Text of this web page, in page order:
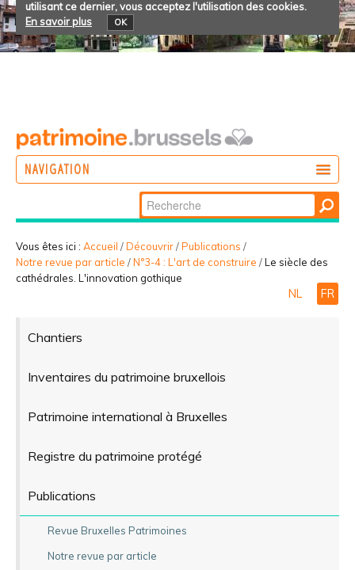
utilisant ce dernier, vous acceptez l'utilisation des cookies.
En savoir plus
OK
NAVIGATION
PARTICIPER
Chercher par
Recherche
avancée…
Vous êtes ici : Accueil /Découvrir/Publications /
Notre revue par article /N°3-4 : L'art de construire /Le siècle des
cathédrales. L'innovation gothique
NL FR
Chantiers
Inventaires du patrimoine bruxellois
Patrimoine international à Bruxelles
Registre du patrimoine protégé
Publications
Revue Bruxelles Patrimoines
Notre revue par article